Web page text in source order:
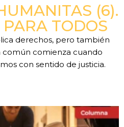
(6).
TODOS
derechos, pero también
común comienza cuando
con sentido de justicia.